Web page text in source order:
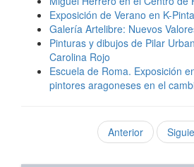
Exposición de Verano en K-
Galería Artelibre: Nuevos
Pinturas y dibujos de Pilar
Carolina Rojo
Escuela de Roma. Exposición
pintores aragoneses en el
Anterior